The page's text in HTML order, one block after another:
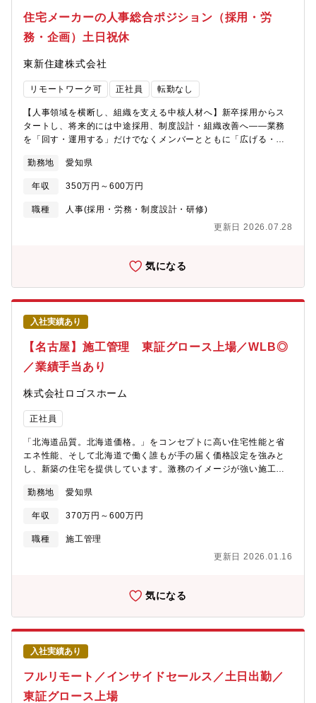
住宅メーカーの人事総合ポジション（採用・労
務・企画）土日祝休
東新住建株式会社
リモートワーク可 正社員 転勤なし
【人事領域を横断し、組織を支える中核人材へ】新卒採用からス
タートし、将来的には中途採用、制度設計・組織改善へ――業務
を「回す・運用する」だけでなくメンバーとともに「広げる・創
に本社を置く総合住宅企業のバックオフィスにおいて、人事業務
全般を幅広くお任せします。まずはご経験に応じて、新卒採用業
務を中心に担当いただきますが、将来的には組織課題の改善や制
度設計、人材育成など、幅広い領域に関わっていただくことを想
介会社対応・社員面談、定着支援・人事評価制度の運用改善・社
対する改善提案■会社の魅力・特徴：・分譲住宅・賃貸住宅・定期
借地を展開する総合住宅メーカーであり、累計24000棟を超える
豊富な実績・自社内で用地仕入れ～建設～販売まで一貫して行う
ことで、他住宅メーカーにない十家族十色の住宅設計を実現して
おり、少数家族向けの住宅や再生可能エネルギー活用の住宅な
ど、従来のファミリー層向け住宅の常識を超え、新しい人々の暮
らし方を提供できる住宅づくりに力を入れております。・福利厚
生充実（住宅関連支援・社員割引など）・現場や経営層と連携し
ながら、人や組織の課題解決に関わる経験が得られます。
勤務地 愛知県
年収 350万円～600万円
職種
人事(採用・労務・制度設計・研修)
更新日 2026.07.28
気になる
入社実績あり
【名古屋】施工管理 東証グロース上場／WLB◎
／業績手当あり
株式会社ロゴスホーム
正社員
「北海道品質。北海道価格。」をコンセプトに高い住宅性能と省
エネ性能、そして北海道で働く誰もが手の届く価格設定を強みと
し、新築の住宅を提供しています。激務のイメージが強い施工管
組んできました。また、繁忙期以外の20時以降の残業を禁止して
おり、20時にパソコンがシャットダウンされる仕組みを設けてい
ます。もちろん、休日もパソコンが使用できませんので、On・Off
のメリハリをつけやすい環境を整備しています。・注文住宅：2×
30棟程度【具体的な業務内容】・図面確認・施工計画・着工前確
働く魅力】■営業、設計、コーディネーター、施工管理、申請業務
などの分業制集客や土地仕入の専門部隊もおり、分業することに
より効率化を図っており、営業の仕事に注力できる環境です！■ワ
ークライフバランスも充実20時以降と休日はPCのシャットダウン
を実施して、働き方改革に力をいれています。振替休日の取得も
徹底しており、社員やその家族の時間も大切にする社風です。
勤務地 愛知県
年収 370万円～600万円
職種
施工管理
更新日 2026.01.16
気になる
入社実績あり
フルリモート／インサイドセールス／土日出勤／
東証グロース上場